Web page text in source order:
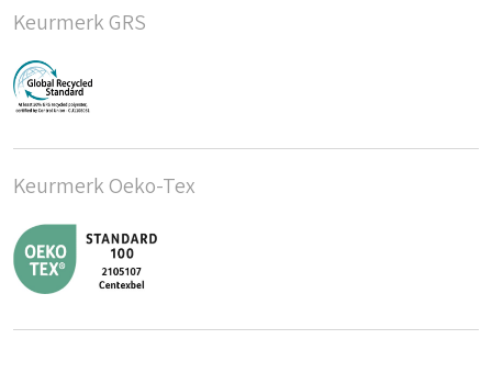
Keurmerk GRS
Keurmerk Oeko-Tex